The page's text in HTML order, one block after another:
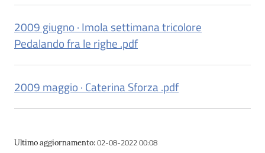
Seguici
su
2009 giugno · Imola settimana tricolore
Pedalando fra le righe .pdf
2009 maggio · Caterina Sforza .pdf
Ultimo aggiornamento:02-08-2022 00:08